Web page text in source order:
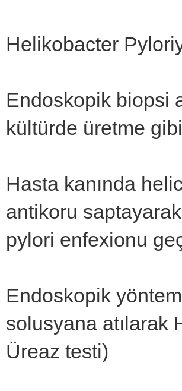
Helikobacter
Endoskopik biopsi
kültürde üretme
Hasta kanında
antikoru
pylori enfexionu
Endoskopik
solusyana atılarak
Üreaz testi)